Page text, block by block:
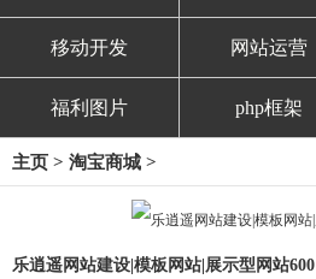
移动开发 网站运营
福利图片 php框架
主页 > 淘宝商城 >
乐逍遥网站建设|模板网站|展示型网站600